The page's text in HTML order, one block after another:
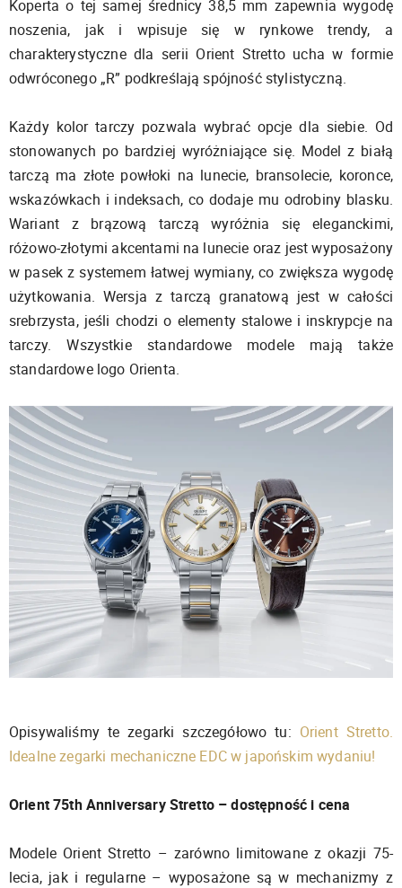
Koperta o tej samej średnicy 38,5 mm zapewnia wygodę
noszenia, jak i wpisuje się w rynkowe trendy, a
charakterystyczne dla serii Orient Stretto ucha w formie
odwróconego „R” podkreślają spójność stylistyczną.
Każdy kolor tarczy pozwala wybrać opcje dla siebie. Od
stonowanych po bardziej wyróżniające się. Model z białą
tarczą ma złote powłoki na lunecie, bransolecie, koronce,
wskazówkach i indeksach, co dodaje mu odrobiny blasku.
Wariant z brązową tarczą wyróżnia się eleganckimi,
różowo-złotymi akcentami na lunecie oraz jest wyposażony
w pasek z systemem łatwej wymiany, co zwiększa wygodę
użytkowania. Wersja z tarczą granatową jest w całości
srebrzysta, jeśli chodzi o elementy stalowe i inskrypcje na
tarczy. Wszystkie standardowe modele mają także
standardowe logo Orienta.
Opisywaliśmy te zegarki szczegółowo tu: Orient Stretto.
Idealne zegarki mechaniczne EDC w japońskim wydaniu!
Orient 75th Anniversary Stretto – dostępność i cena
Modele Orient Stretto – zarówno limitowane z okazji 75-
lecia, jak i regularne – wyposażone są w mechanizmy z